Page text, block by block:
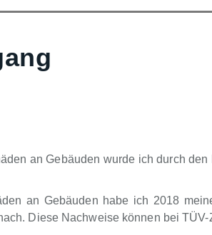
an Gebäuden wurde ich durch
an Gebäuden habe ich 2018
Diese Nachweise können bei